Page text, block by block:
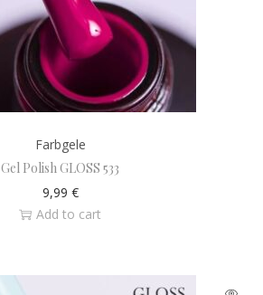
Farbgele
Gel Polish GLOSS 533
9,99 €
Add to cart